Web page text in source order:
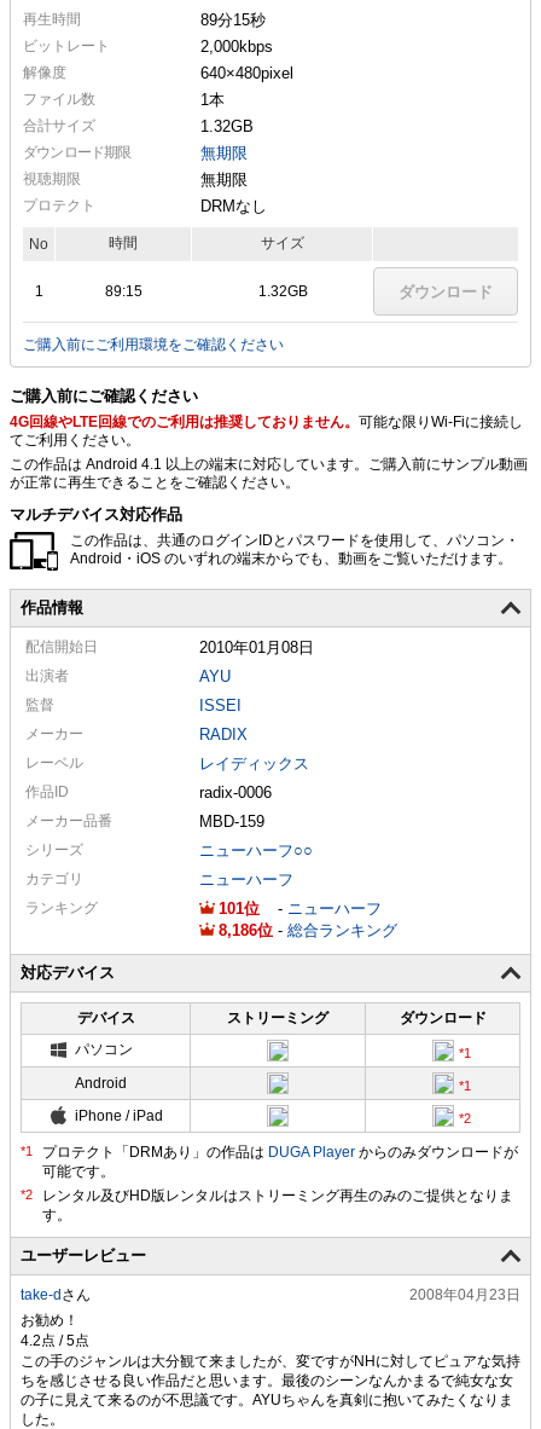
再生時間 89分15秒
ビットレート 2,000kbps
解像度 640×480pixel
ファイル数 1本
合計サイズ 1.32GB
ダウンロード期限 無期限
視聴期限 無期限
プロテクト DRMなし
No 時間 サイズ
1 89:15 1.32GB ダウンロード
ご購入前にご利用環境をご確認ください
ご購入前にご確認ください
4G回線やLTE回線でのご利用は推奨しておりません。 可能な限りWi-Fiに接続し
てご利用ください。
この作品は Android 4.1 以上の端末に対応しています。ご購入前にサンプル動画
が正常に再生できることをご確認ください。
マルチデバイス対応作品
この作品は、共通のログインIDとパスワードを使用して、パソコン・
Android・iOS のいずれの端末からでも、動画をご覧いただけます。
作品情報
配信開始日 2010年01月08日
出演者 AYU
監督 ISSEI
メーカー RADIX
レーベル レイディックス
作品ID radix-0006
メーカー品番 MBD-159
シリーズ ニューハーフ○○
カテゴリ ニューハーフ
ランキング 101 - ニューハーフ
8,186
- 総合ランキング
対応デバイス
デバイス ストリーミング
ダウンロード
パソコン
Android
iPhone / iPad
プロテクト「DRMあり」の作品は DUGA Player からのみダウンロードが
可能です。
ユーザーレビュー
take-dさん
2008年04月23日
お勧め！
この手のジャンルは大分観て来ましたが、変ですがNHに対してピュアな気持
ちを感じさせる良い作品だと思います。最後のシーンなんかまるで純女な女
の子に見えて来るのが不思議です。AYUちゃんを真剣に抱いてみたくなりま
した。